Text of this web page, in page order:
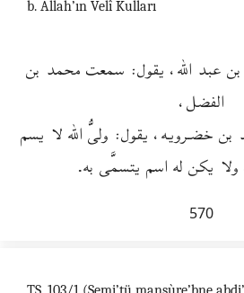
b. Allah’ın Velî Kulları
عبد الله، يقول: سمعت محمد بن
الفضل،
بن خضـرويـه، يقول: ولىُّ الله لا يسم
ولا يكن له اسم يتسمَّى به.
570